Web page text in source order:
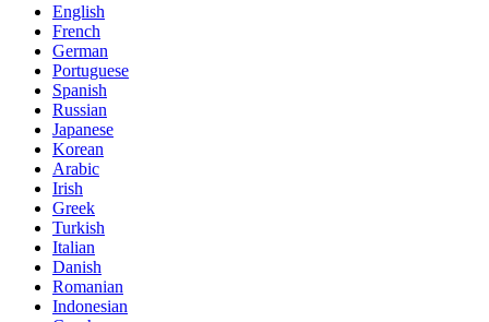
English
French
German
Portuguese
Spanish
Russian
Japanese
Korean
Arabic
Irish
Greek
Turkish
Italian
Danish
Romanian
Indonesian